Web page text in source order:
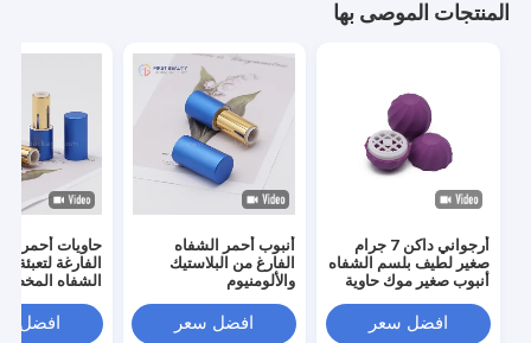
المنتجات الموصى بها
أرجواني داكن 7 جرام
صغير لطيف بلسم الشفاه
أنبوب صغير موك حاوية
أنبوب
افضل سعر
أنبوب أحمر الشفاه
الفارغ من البلاستيك
والألومنيوم
افضل سعر
حاويات أحمر
الفارغة لتعبئة
افضل